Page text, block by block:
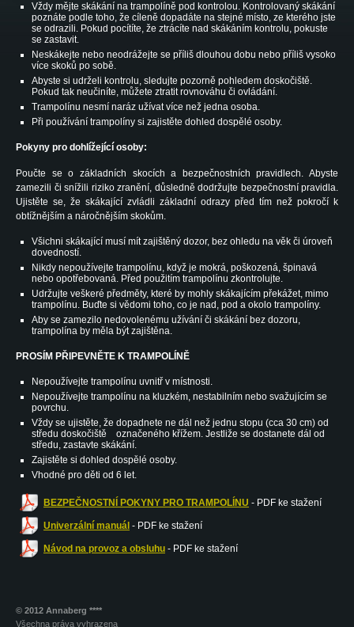
Vždy mějte skákání na trampolíně pod kontrolou. Kontrolovaný skákání
poznáte podle toho, že cíleně dopadáte na stejné místo, ze kterého jste
se odrazili. Pokud pocítíte, že ztrácíte nad skákáním kontrolu, pokuste
se zastavit.
Neskákejte nebo neodrážejte se příliš dlouhou dobu nebo příliš vysoko
více skoků po sobě.
Abyste si udrželi kontrolu, sledujte pozorně pohledem doskočiště.
Pokud tak neučiníte, můžete ztratit rovnováhu či ovládání.
Trampolínu nesmí naráz užívat více než jedna osoba.
Při používání trampolíny si zajistěte dohled dospělé osoby.
Pokyny pro dohlížející osoby:
Poučte se o základních skocích a bezpečnostních pravidlech. Abyste
zamezili či snížili riziko zranění, důsledně dodržujte bezpečnostní pravidla.
Ujistěte se, že skákající zvládli základní odrazy před tím než pokročí k
obtížnějším a náročnějším skokům.
Všichni skákající musí mít zajištěný dozor, bez ohledu na věk či úroveň
dovedností.
Nikdy nepoužívejte trampolínu, když je mokrá, poškozená, špinavá
nebo opotřebovaná. Před použitím trampolínu zkontrolujte.
Udržujte veškeré předměty, které by mohly skákajícím překážet, mimo
trampolínu. Buďte si vědomi toho, co je nad, pod a okolo trampolíny.
Aby se zamezilo nedovolenému užívání či skákání bez dozoru,
trampolína by měla být zajištěna.
PROSÍM PŘIPEVNĚTE K TRAMPOLÍNĚ
Nepoužívejte trampolínu uvnitř v místnosti.
Nepoužívejte trampolínu na kluzkém, nestabilním nebo svažujícím se
povrchu.
Vždy se ujistěte, že dopadnete ne dál než jednu stopu (cca 30 cm) od
středu doskočiště označeného křížem. Jestliže se dostanete dál od
středu, zastavte skákání.
Zajistěte si dohled dospělé osoby.
Vhodné pro děti od 6 let.
BEZPEČNOSTNÍ POKYNY PRO TRAMPOLÍNU - PDF ke stažení
Univerzální manuál - PDF ke stažení
Návod na provoz a obsluhu - PDF ke stažení
© 2012 Annaberg ****
Všechna práva vyhrazena